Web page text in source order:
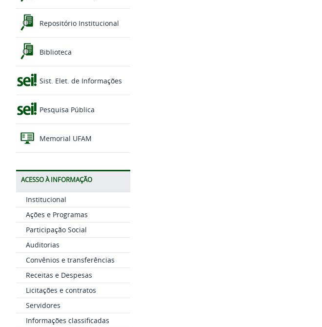
Repositório Institucional
Biblioteca
Sist. Elet. de Informações
Pesquisa Pública
Memorial UFAM
ACESSO À INFORMAÇÃO
Institucional
Ações e Programas
Participação Social
Auditorias
Convênios e transferências
Receitas e Despesas
Licitações e contratos
Servidores
Informações classificadas